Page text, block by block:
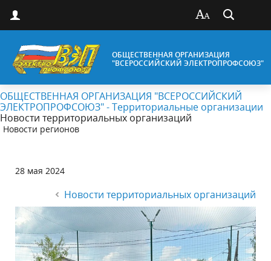
ОБЩЕСТВЕННАЯ ОРГАНИЗАЦИЯ
"ВСЕРОССИЙСКИЙ ЭЛЕКТРОПРОФСОЮЗ"
ОБЩЕСТВЕННАЯ ОРГАНИЗАЦИЯ "ВСЕРОССИЙСКИЙ
ЭЛЕКТРОПРОФСОЮЗ" - Территориальные организации
Новости территориальных организаций
Новости регионов
28 мая 2024
Новости территориальных организаций